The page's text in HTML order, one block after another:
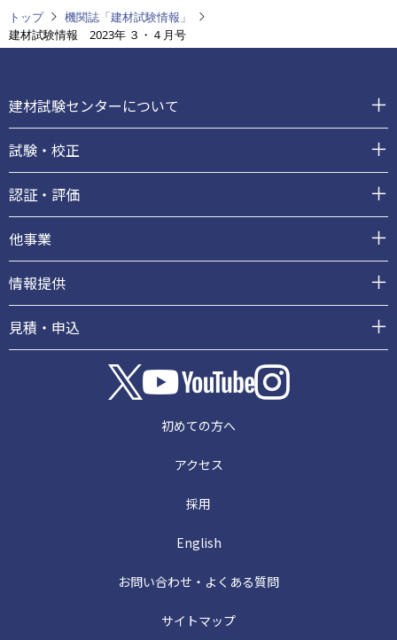
トップ
機関誌「建材試験情報」
建材試験情報 2023年 ３・４月号
ッ
タ
ー
建材試験センターについて
試験・校正
認証・評価
他事業
情報提供
見積・申込
初めての方へ
アクセス
採用
English
お問い合わせ・よくある質問
サイトマップ